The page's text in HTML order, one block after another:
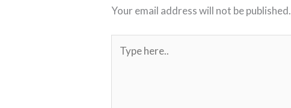
Your email address will not be published.
here..